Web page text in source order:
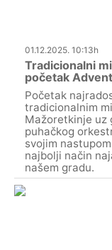
01.12.2025. 10:13h
Tradicionalni
početak
Početak
tradicionalnim
Mažoretkinje uz
puhačkog
svojim
najbolji način
našem gradu.